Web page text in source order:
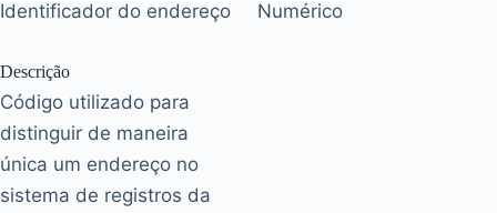
Identificador do endereço
Descrição
Código utilizado para
distinguir de maneira
única um endereço no
sistema de registros da
Numérico